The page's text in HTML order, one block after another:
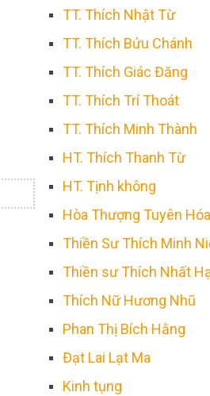
TT. Thích Nhật Từ
TT. Thích Bửu Chánh
TT. Thích Giác Đăng
TT. Thích Trí Thoát
TT. Thích Minh Thành
HT. Thích Thanh Từ
HT. Tịnh không
Hòa Thượng Tuyên Hóa
Thiền Sư Thích Minh
Thiền sư Thích Nhất
Thích Nữ Hương Nhũ
Phan Thị Bích Hằng
Đạt Lai Lạt Ma
Kinh tụng